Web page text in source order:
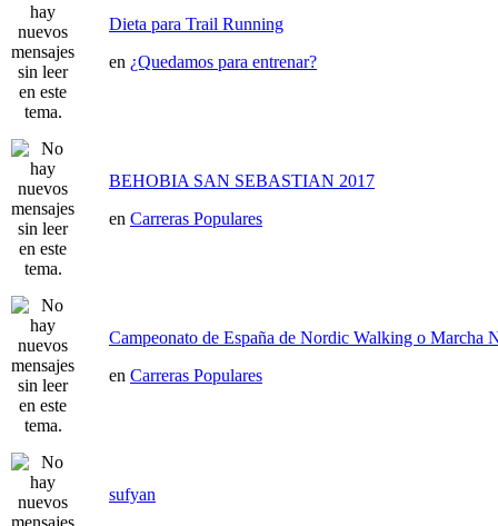
Dieta para Trail Running
en ¿Quedamos para entrenar?
BEHOBIA SAN SEBASTIAN 2017
en Carreras Populares
Campeonato de España de Nordic Walking o Marcha
en Carreras Populares
sufyan